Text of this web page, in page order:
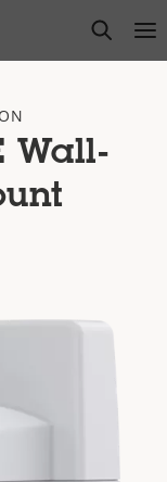
open
Wall-